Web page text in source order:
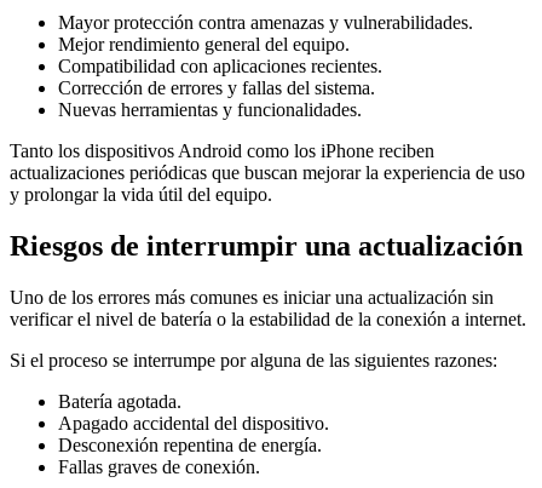
Mayor protección contra amenazas y vulnerabilidades.
Mejor rendimiento general del equipo.
Compatibilidad con aplicaciones recientes.
Corrección de errores y fallas del sistema.
Nuevas herramientas y funcionalidades.
Tanto los dispositivos Android como los iPhone reciben
actualizaciones periódicas que buscan mejorar la experiencia de uso
y prolongar la vida útil del equipo.
Riesgos de interrumpir una actualización
Uno de los errores más comunes es iniciar una actualización sin
verificar el nivel de batería o la estabilidad de la conexión a internet.
Si el proceso se interrumpe por alguna de las siguientes razones:
Batería agotada.
Apagado accidental del dispositivo.
Desconexión repentina de energía.
Fallas graves de conexión.